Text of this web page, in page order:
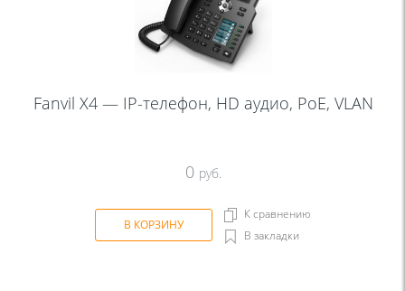
Fanvil X4 — IP-телефон, HD аудио, PoE, VLAN
0 руб.
В КОРЗИНУ
К сравнению
В закладки